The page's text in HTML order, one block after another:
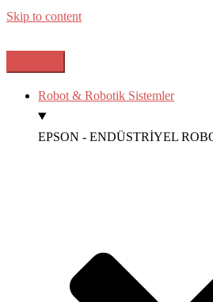
Skip to content
Robot & Robotik Sistemler
EPSON - ENDÜSTRİYEL